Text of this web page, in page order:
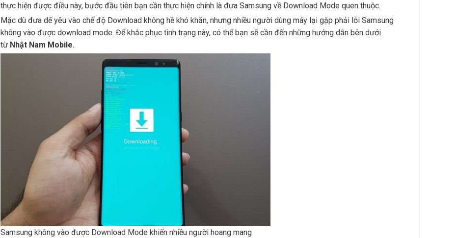
thực hiện được điều này, bước đầu tiên bạn cần thực hiện chính là đưa Samsung về Download Mode quen thuộc.
Mặc dù đưa dế yêu vào chế độ Download không hề khó khăn, nhưng nhiều người dùng máy lại gặp phải lỗi Samsung
không vào được download mode. Để khắc phục tình trạng này, có thể bạn sẽ cần đến những hướng dẫn bên dưới
từ Nhật Nam Mobile.
Samsung không vào được Download Mode khiến nhiều người hoang mang